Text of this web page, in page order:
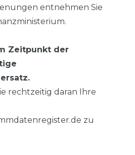
entnehmen Sie
Zeitpunkt der
rechtzeitig daran Ihre
zu